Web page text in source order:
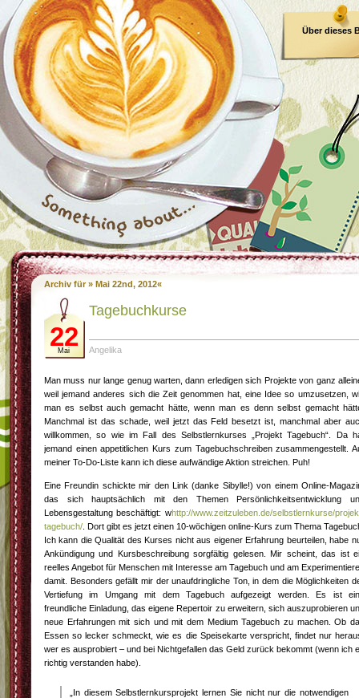
Über dieses
Archiv für » Mai 22nd, 2012«
22
Mai
Tagebuchkurse
Angelika
Man muss nur lange genug warten, dann erledigen sich Projekte von ganz
weil jemand anderes sich die Zeit genommen hat, eine Idee so umzusetzen,
man es selbst auch gemacht hätte, wenn man es denn selbst gemacht
Manchmal ist das schade, weil jetzt das Feld besetzt ist, manchmal aber
willkommen, so wie im Fall des Selbstlernkurses „Projekt Tagebuch“. Da
jemand einen appetitlichen Kurs zum Tagebuchschreiben zusammengestellt.
meiner To-Do-Liste kann ich diese aufwändige Aktion streichen. Puh!
Eine Freundin schickte mir den Link (danke Sibylle!) von einem Online-
das sich hauptsächlich mit den Themen Persönlichkeitsentwicklung
Lebensgestaltung beschäftigt: whttp://www.zeitzuleben.de/selbstlernkurse/
tagebuch/ . Dort gibt es jetzt einen 10-wöchigen online-Kurs zum Thema
Ich kann die Qualität des Kurses nicht aus eigener Erfahrung beurteilen, habe
Ankündigung und Kursbeschreibung sorgfältig gelesen. Mir scheint, das ist
reelles Angebot für Menschen mit Interesse am Tagebuch und am
damit. Besonders gefällt mir der unaufdringliche Ton, in dem die Möglichkeiten
Vertiefung im Umgang mit dem Tagebuch aufgezeigt werden. Es ist
freundliche Einladung, das eigene Repertoir zu erweitern, sich auszuprobieren
neue Erfahrungen mit sich und mit dem Medium Tagebuch zu machen. Ob
Essen so lecker schmeckt, wie es die Speisekarte verspricht, findet nur
wer es ausprobiert – und bei Nichtgefallen das Geld zurück bekommt (wenn ich
richtig verstanden habe).
„In diesem Selbstlernkursprojekt lernen Sie nicht nur die notwendigen